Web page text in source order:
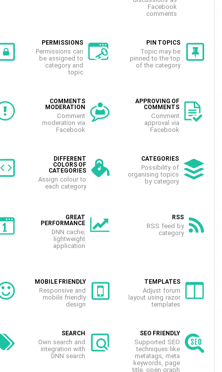
PERMISSIONS
Permissions can
be assigned to
category and
LOCKING
Categories and
topics stay visible,
but not contents
COMMENTS
MODERATION
Comment
moderation via
Facebook
NOTIFICATIONS
Notifications of
new comments in
Facebook Inbox
DIFFERENT
COLORS OF
CATEGORIES
Assign colour to
each category
PAGING
Classic or infinite
pagination with or
without load more
button
PERFORMANCE
DNN cache;
SINGLE PAGE
APPLICATION
Enables loading
categories and
topics without
MOBILE FRIENDLY
Responsive and
mobile friendly
design
FRIENDLY URLs
Links without
parameters
SEARCH
Own search and
integration with
DNN search
TAGS
Possibility to add
tag words for
better search and